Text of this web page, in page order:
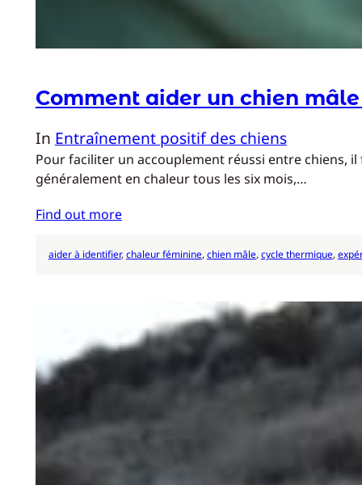
Comment aider un chien
In Entraînement positif des chiens
Pour faciliter un accouplement réussi entre chiens,
généralement en chaleur tous les six mois,…
Find out more
aider à identifier, chaleur féminine, chien mâle, cycle thermique,